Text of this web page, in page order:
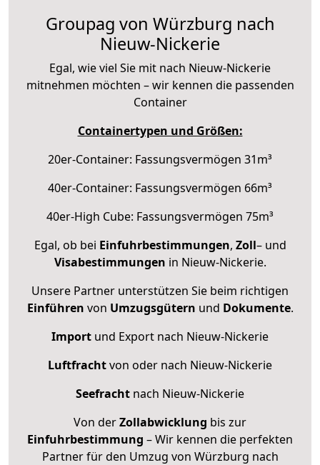
Groupag von Würzburg nach
Nieuw-Nickerie
Egal, wie viel Sie mit nach Nieuw-Nickerie
mitnehmen möchten – wir kennen die passenden
Container
Containertypen und Größen:
20er-Container: Fassungsvermögen 31m³
40er-Container: Fassungsvermögen 66m³
40er-High Cube: Fassungsvermögen 75m³
Egal, ob bei Einfuhrbestimmungen, Zoll– und
Visabestimmungen in Nieuw-Nickerie.
Unsere Partner unterstützen Sie beim richtigen
Einführen von Umzugsgütern und Dokumente.
Import und Export nach Nieuw-Nickerie
Luftfrachtvon oder nach Nieuw-Nickerie
Seefracht nach Nieuw-Nickerie
Von derZollabwicklung bis zur
Einfuhrbestimmung – Wir kennen die perfekten
Partner für den Umzug von Würzburg nach